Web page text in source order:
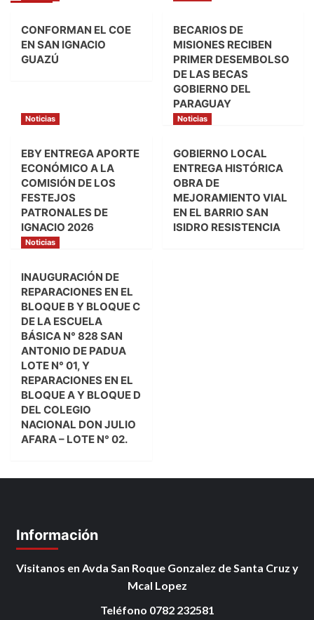
CONFORMAN EL COE
EN SAN IGNACIO
GUAZÚ
BECARIOS DE
MISIONES RECIBEN
PRIMER DESEMBOLSO
DE LAS BECAS
GOBIERNO DEL
PARAGUAY
Noticias
EBY ENTREGA APORTE
ECONÓMICO A LA
COMISIÓN DE LOS
FESTEJOS
PATRONALES DE
IGNACIO 2026
Noticias
GOBIERNO LOCAL
ENTREGA HISTÓRICA
OBRA DE
MEJORAMIENTO VIAL
EN EL BARRIO SAN
ISIDRO RESISTENCIA
Noticias
INAUGURACIÓN DE
REPARACIONES EN EL
BLOQUE B Y BLOQUE C
DE LA ESCUELA
BÁSICA N° 828 SAN
ANTONIO DE PADUA
LOTE N° 01, Y
REPARACIONES EN EL
BLOQUE A Y BLOQUE D
DEL COLEGIO
NACIONAL DON JULIO
AFARA – LOTE N° 02.
Información
Visitanos en Avda San Roque Gonzalez de Santa Cruz y
Mcal Lopez
Teléfono 0782 232581